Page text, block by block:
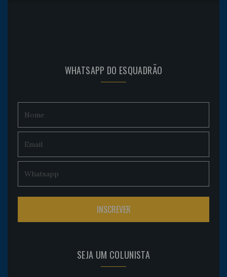
WHATSAPP DO ESQUADRÃO
SEJA UM COLUNISTA